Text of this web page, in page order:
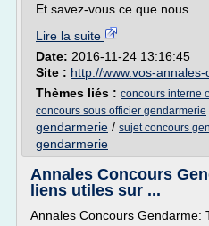
Et savez-vous ce que nous...
Lire la suite
Date: 2016-11-24 13:16:45
Site : http://www.vos-
Thèmes liés : concours interne
concours sous officier gendarmerie
gendarmerie / sujet concours
gendarmerie
Annales Concours
liens utiles sur ...
Annales Concours Gendarme: